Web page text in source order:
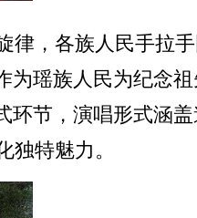
律，各族人民手拉
为瑶族人民为纪念
节，演唱形式涵盖
特魅力。